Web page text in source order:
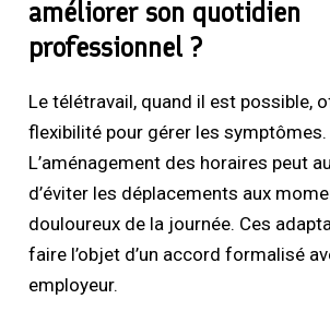
améliorer son quotidien
professionnel ?
Le télétravail, quand il est possible,
flexibilité pour gérer les symptômes.
L’aménagement des horaires peut
d’éviter les déplacements aux
douloureux de la journée. Ces
faire l’objet d’un accord formalisé
employeur.